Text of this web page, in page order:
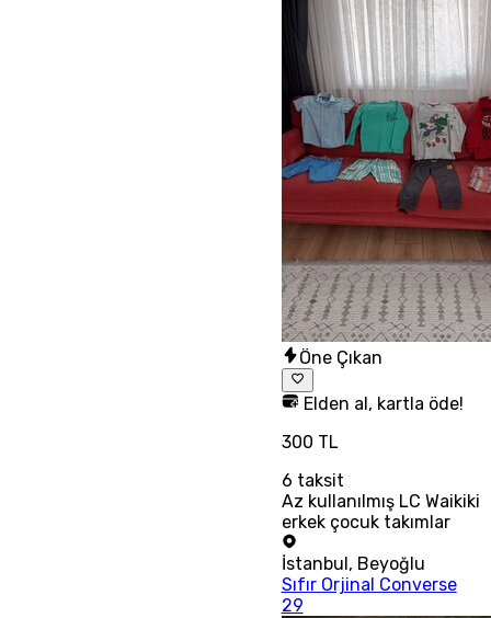
Öne Çıkan
Elden al, kartla öde!
300 TL
6 taksit
Az kullanılmış LC Waikiki
erkek çocuk takımlar
İstanbul , Beyoğlu
Sıfır Orjinal Converse
29